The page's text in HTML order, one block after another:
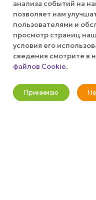
ПУБЛИЧНАЯ ОФЕРТА
КАК СДЕЛАТЬ ЗАКАЗ?
анализа событий на
позволяет нам
пользователями и
просмотр страниц
условия его
сведения смотрите в
файлов Cookie.
Принимаю